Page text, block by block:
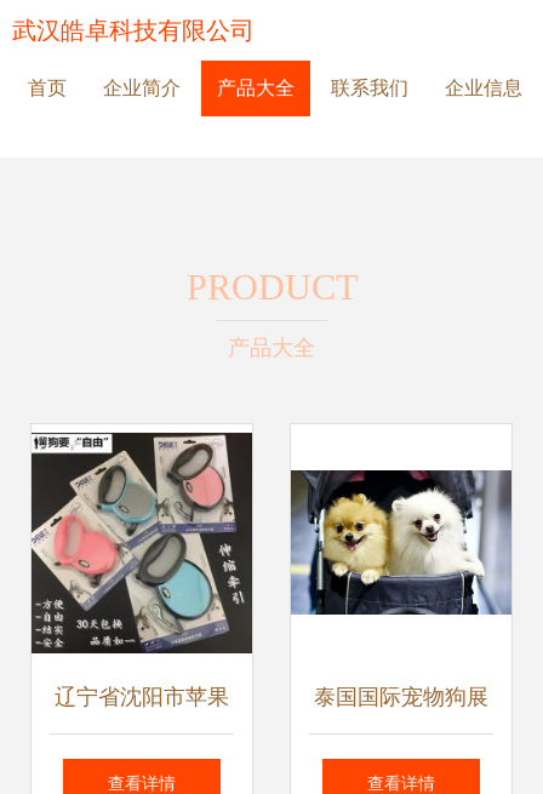
武汉皓卓科技有限公司
首页 企业简介 产品大全 联系我们 企业信息
PRODUCT
产品大全
辽宁省沈阳市苹果
宠物用品厂 专业宠
查看详情
泰国国际宠物狗展
一个被忽视的市场
查看详情